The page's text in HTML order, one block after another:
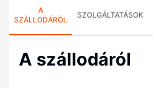
A
SZÁLLODÁRÓL
SZOLGÁLTATÁSOK
A szállodáról